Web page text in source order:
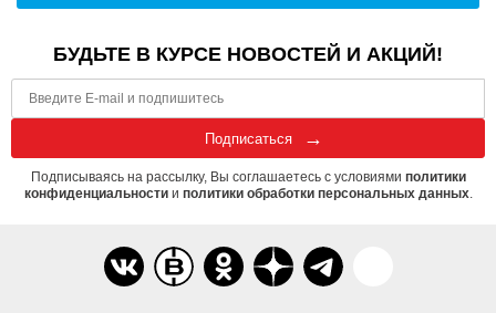
БУДЬТЕ В КУРСЕ НОВОСТЕЙ И АКЦИЙ!
Подписаться
Подписываясь на рассылку, Вы соглашаетесь с условиями политики
конфиденциальностии политики обработки персональных данных.